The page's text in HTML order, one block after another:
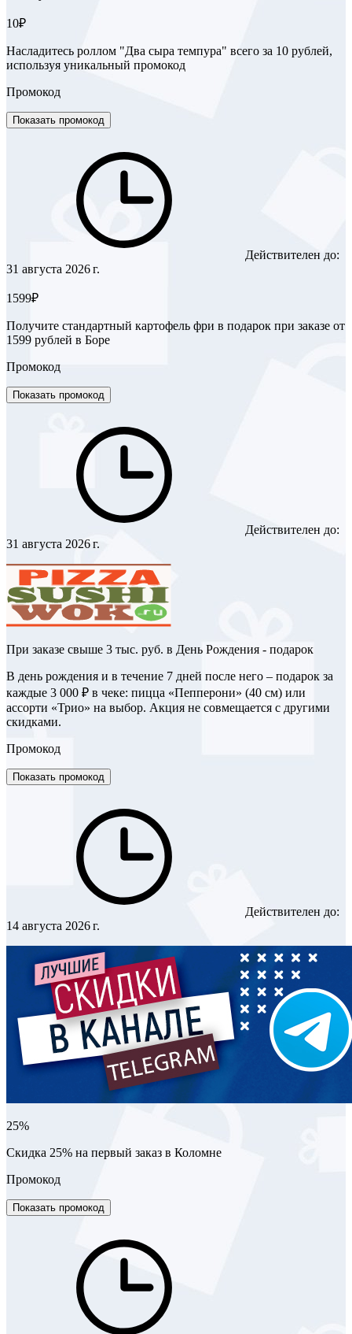
10₽
Насладитесь роллом "Два сыра темпура" всего за 10 рублей,
используя уникальный промокод
Промокод
Показать промокод
Действителен до:
31 августа 2026 г.
1599₽
Получите стандартный картофель фри в подарок при заказе от
1599 рублей в Боре
Промокод
Показать промокод
Действителен до:
31 августа 2026 г.
При заказе свыше 3 тыс. руб. в День Рождения - подарок
В день рождения и в течение 7 дней после него – подарок за
каждые 3 000 ₽ в чеке: пицца «Пепперони» (40 см) или
ассорти «Трио» на выбор. Акция не совмещается с другими
скидками.
Промокод
Показать промокод
Действителен до:
14 августа 2026 г.
25%
Скидка 25% на первый заказ в Коломне
Промокод
Показать промокод